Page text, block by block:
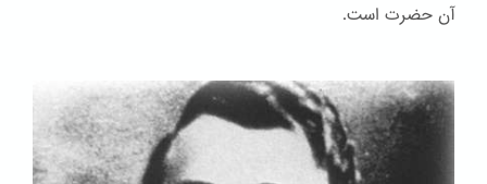
آن حضرت است.